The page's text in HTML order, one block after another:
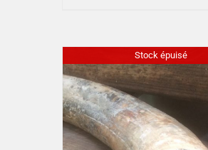
Stock épuisé